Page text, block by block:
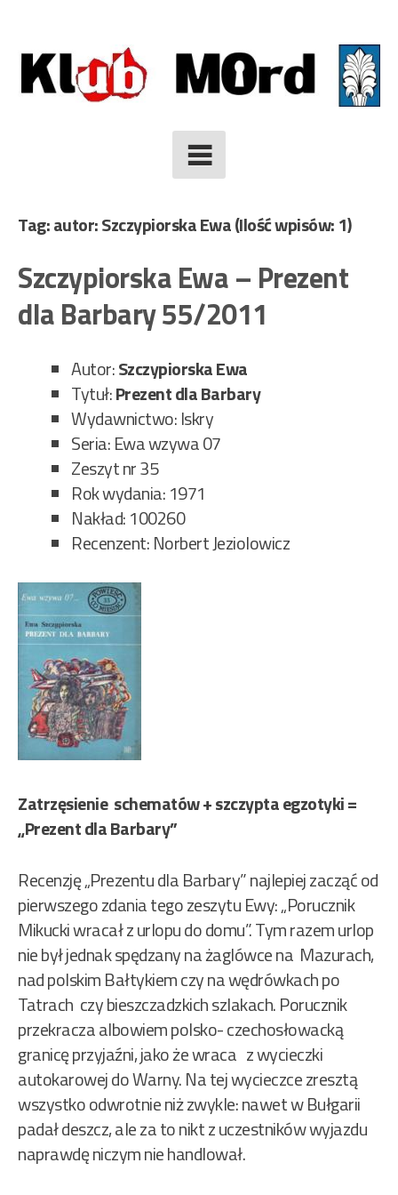
to
content
Tag: autor: Szczypiorska Ewa(Ilość wpisów: 1)
Szczypiorska Ewa – Prezent
dla Barbary 55/2011
Autor:Szczypiorska Ewa
Tytuł:Prezent dla Barbary
Wydawnictwo: Iskry
Seria: Ewa wzywa 07
Zeszyt nr 35
Rok wydania: 1971
Nakład: 100260
Recenzent: Norbert Jeziolowicz
Zatrzęsienie schematów + szczypta egzotyki =
„Prezent dla Barbary”
Recenzję „Prezentu dla Barbary” najlepiej zacząć od
pierwszego zdania tego zeszytu Ewy: „Porucznik
Mikucki wracał z urlopu do domu”. Tym razem urlop
nie był jednak spędzany na żaglówce na Mazurach,
nad polskim Bałtykiem czy na wędrówkach po
Tatrach czy bieszczadzkich szlakach. Porucznik
przekracza albowiem polsko- czechosłowacką
granicę przyjaźni, jako że wraca z wycieczki
autokarowej do Warny. Na tej wycieczce zresztą
wszystko odwrotnie niż zwykle: nawet w Bułgarii
padał deszcz, ale za to nikt z uczestników wyjazdu
naprawdę niczym nie handlował.